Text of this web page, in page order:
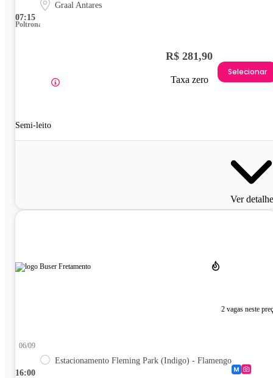
07:15
Graal Antares
Poltrona
Semi-leito
R$ 281,90
Taxa zero
Selecionar
Ver
2 vagas neste
16:00
06/09
Estacionamento Fleming Park (Indigo) - Flamengo